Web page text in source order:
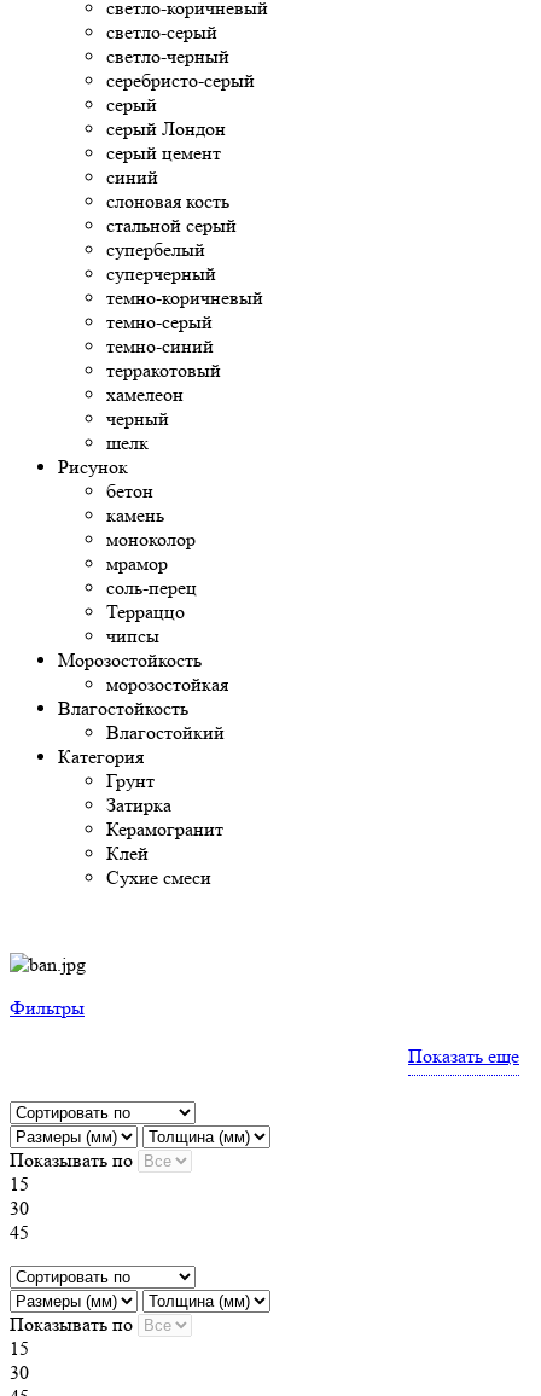
светло-коричневый
светло-серый
светло-черный
серебристо-серый
серый
серый Лондон
серый цемент
синий
слоновая кость
стальной серый
супербелый
суперчерный
темно-коричневый
темно-серый
темно-синий
терракотовый
хамелеон
черный
шелк
Рисунок
бетон
камень
моноколор
мрамор
соль-перец
Терраццо
чипсы
Морозостойкость
морозостойкая
Влагостойкость
Влагостойкий
Категория
Грунт
Затирка
Керамогранит
Клей
Сухие смеси
Фильтры
Показать еще
Показывать по
15
30
45
Показывать по
15
30